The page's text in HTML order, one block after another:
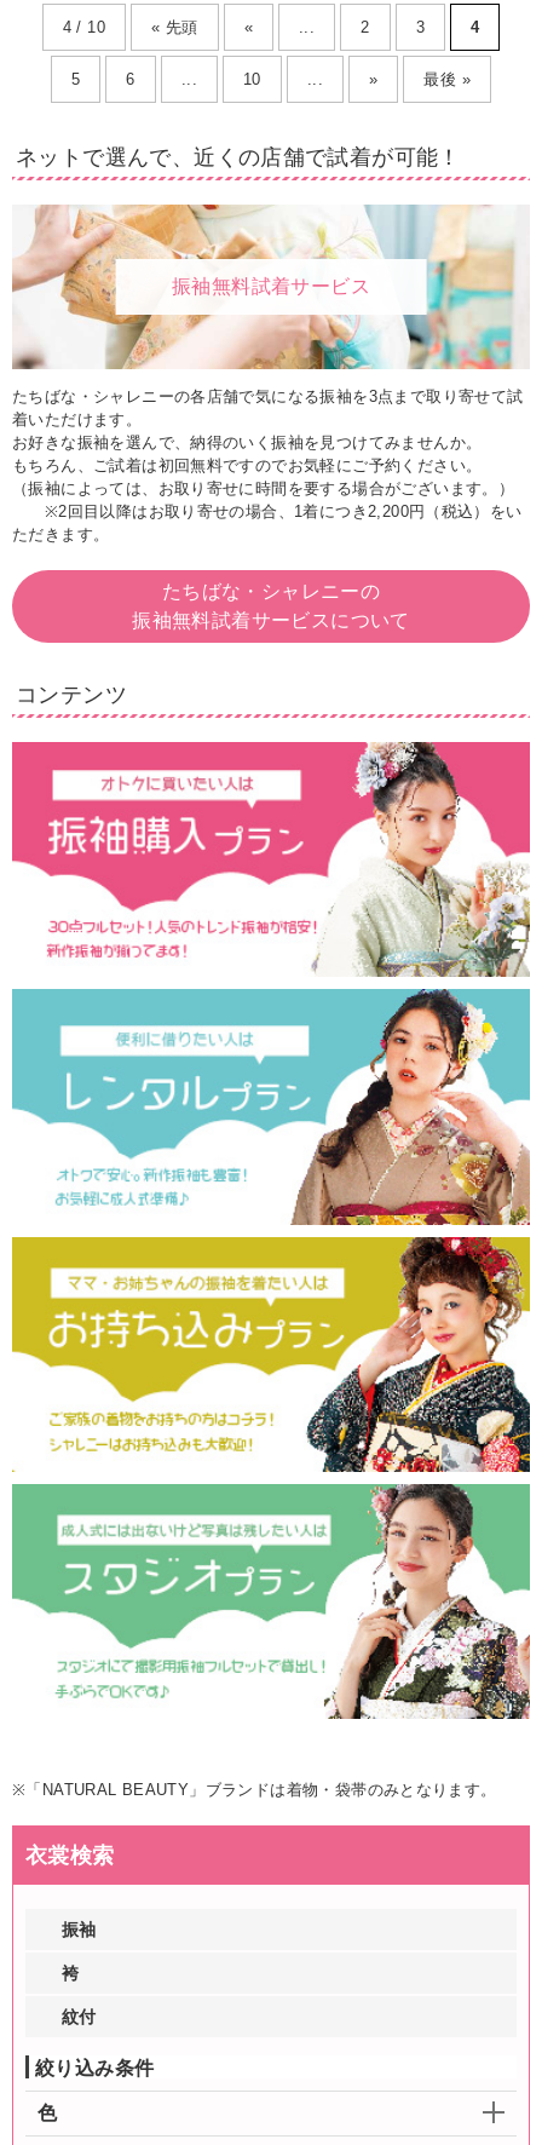
4 / 10 « 先頭 « ... 2 3 4
5 6 ... 10 ... » 最後 »
ネットで選んで、近くの店舗で試着が可能！
振袖無料試着サービス
たちばな・シャレニーの各店舗で気になる振袖を3点まで取り寄せて試
着いただけます。
お好きな振袖を選んで、納得のいく振袖を見つけてみませんか。
もちろん、ご試着は初回無料ですのでお気軽にご予約ください。
（振袖によっては、お取り寄せに時間を要する場合がございます。）
※2回目以降はお取り寄せの場合、1着につき2,200円（税込）をい
ただきます。
たちばな・シャレニーの
振袖無料試着サービスについて
コンテンツ
※「NATURAL BEAUTY」ブランドは着物・袋帯のみとなります。
衣裳検索
振袖
袴
紋付
絞り込み条件
色